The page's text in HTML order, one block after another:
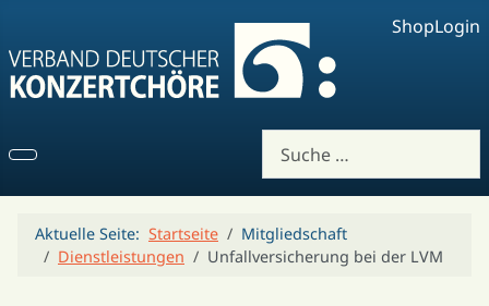
ShopLogin
Aktuelle Seite: Startseite
Mitgliedschaft
Dienstleistungen
Unfallversicherung bei der LVM